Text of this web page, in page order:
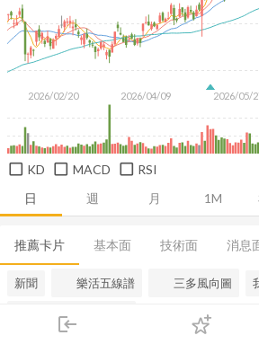
login
下單
日 週 月 1M
2026/02/20 2026/04/09 2026/05/
KD MACD RSI
推薦卡片 基本面 技術面 消息
新聞 樂活五線譜 三多風向圖
AI 分析與策略健檢